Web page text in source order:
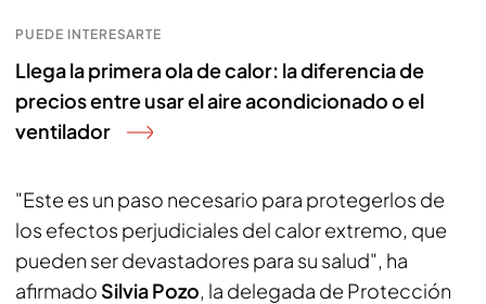
PUEDE INTERESARTE
Llega la primera ola de calor: la diferencia de
precios entre usar el aire acondicionado o el
ventilador
"Este es un paso necesario para protegerlos de
los efectos perjudiciales del calor extremo, que
pueden ser devastadores para su salud", ha
afirmado Silvia Pozo, la delegada de Protección